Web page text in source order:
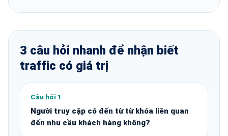
3 câu hỏi nhanh để nhận biết
traffic có giá trị
Câu hỏi 1
Người truy cập có đến từ từ khóa liên quan
đến nhu cầu khách hàng không?